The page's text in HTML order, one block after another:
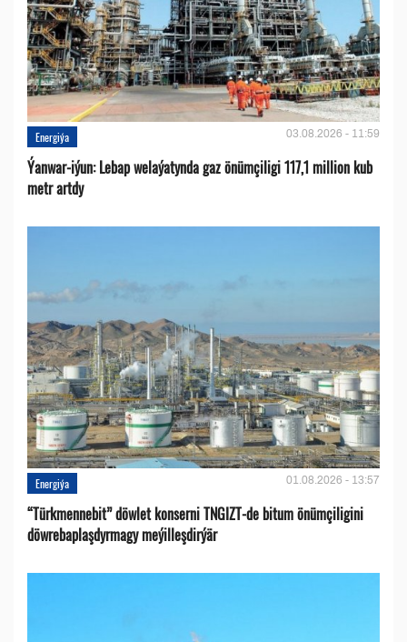
Energiýa 03.08.2026 - 11:59
Ýanwar-iýun: Lebap welaýatynda gaz önümçiligi 117,1 million kub
metr artdy
Energiýa 01.08.2026 - 13:57
“Türkmennebit” döwlet konserni TNGIZT-de bitum önümçiligini
döwrebaplaşdyrmagy meýilleşdirýär